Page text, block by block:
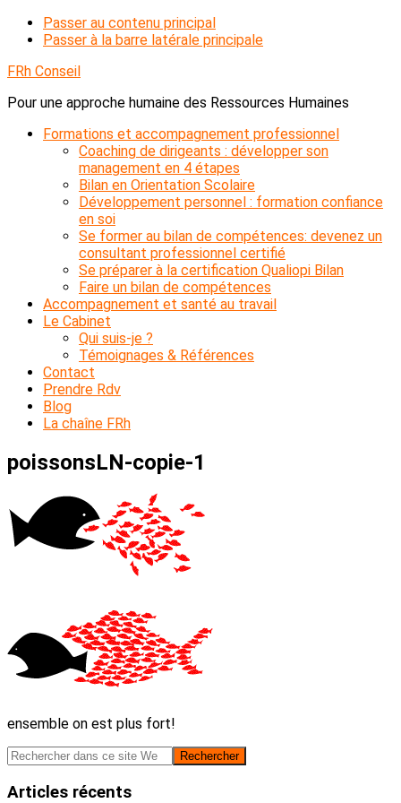
Passer au contenu principal
Passer à la barre latérale principale
FRh Conseil
Pour une approche humaine des Ressources Humaines
Formations et accompagnement professionnel
Coaching de dirigeants : développer son
management en 4 étapes
Bilan en Orientation Scolaire
Développement personnel : formation confiance
en soi
Se former au bilan de compétences: devenez un
consultant professionnel certifié
Se préparer à la certification Qualiopi Bilan
Faire un bilan de compétences
Accompagnement et santé au travail
Le Cabinet
Qui suis-je ?
Témoignages & Références
Contact
Prendre Rdv
Blog
La chaîne FRh
poissonsLN-copie-1
ensemble on est plus fort!
Barre
latérale
Rechercher
dans
ce
Articles récents